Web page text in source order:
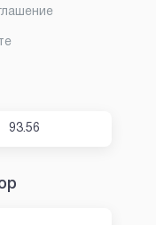
93.56